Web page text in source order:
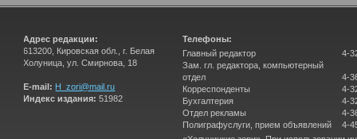
Адрес редакции:
613200, Кировская обл., г. Белая
Холуница, ул. Смирнова, 18
E-mail: H_zori@mail.ru
Индекс издания: 51982
Телефоны:
Главный редактор
Зам. гл. редактора, компьютерный
отдел
Корреспонденты
Бухгалтерия
Отдел рекламы
Полиграфуслуги, прием объявлений
4-
4-
4-
4-
4-
4-